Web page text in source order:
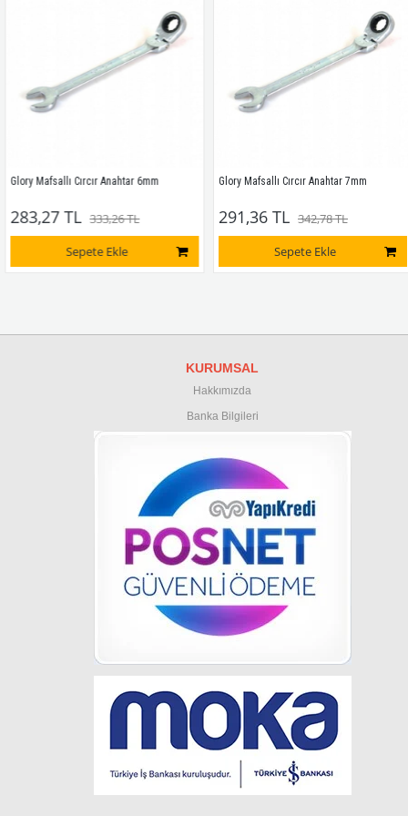
Glory Mafsallı Cırcır Anahtar 6mm
283,27 TL 333,26 TL
Sepete Ekle
Glory Mafsallı Cırcır Anahtar 7mm
291,36 TL 342,78 TL
Sepete Ekle
KURUMSAL
Hakkımızda
Banka Bilgileri